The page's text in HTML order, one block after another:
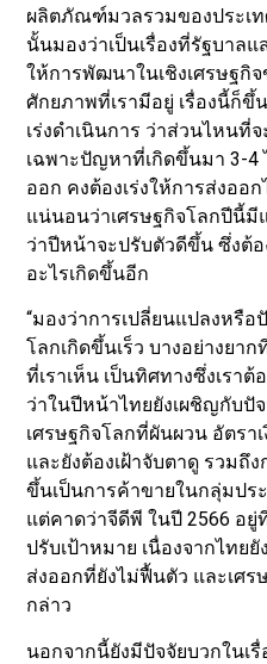
ผลิตภัณฑ์มวลรวมของประเท
นั้นมองว่าเป็นเรื่องที่รัฐบาล
ให้การพัฒนาในเชิงเศรษฐกิ
ศักยภาพที่เรามีอยู่ เรื่องนี้ก็
เร่งดำเนินการ ว่าส่วนไหน
เฉพาะปัญหาที่เกิดขึ้นมา 3-4
ออก คงต้องเร่งให้การส่งออ
แน่นอนว่าเศรษฐกิจโลกปีนี้
ว่าปีหน้าจะปรับตัวดีขึ้น ซึ่งต้
อะไรเกิดขึ้นอีก
“มองว่าการเปลี่ยนแปลงหรื
โลกเกิดขึ้นเร็ว บางอย่างยา
ที่เราเห็น เป็นทิศทางซึ่งเรา
ว่าในปีหน้าไทยยังเผชิญกับปั
เศรษฐกิจโลกที่ผันผวน อัตรา
และยังต้องเฝ้าจับตาดู รวมถึ
ขึ้นเป็นการค้าขายในกลุ่มปร
แต่คาดว่าจีดีพี ในปี 2566 อยู่
ปรับเป้าหมาย เนื่องจากไทยยั
ส่งออกที่ยังไม่ฟื้นตัว และเศ
กล่าว
นอกจากนี้ยังมีปัจจัยบวกในเ